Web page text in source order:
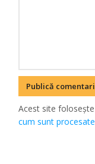
Acest site
cum sunt